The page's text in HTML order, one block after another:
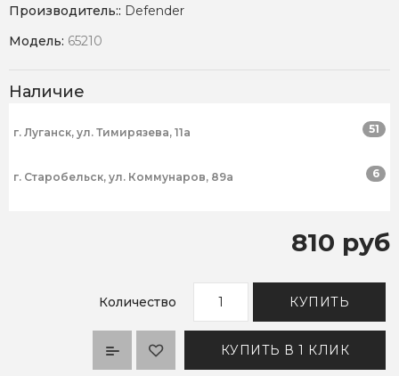
Производитель:: Defender
Модель: 65210
Наличие
г. Луганск, ул. Тимирязева, 11а 51
г. Старобельск, ул. Коммунаров, 89а 6
810 руб
Количество КУПИТЬ
КУПИТЬ В 1 КЛИК